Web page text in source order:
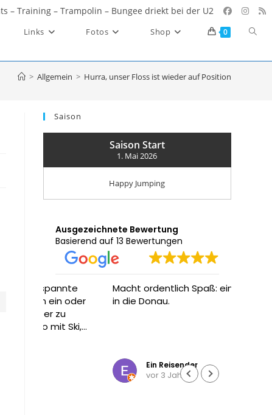
– Training – Trampolin – Bungee driekt bei der U2
Links Fotos Shop 0
> Allgemein > Hurra, unser Floss ist wieder auf Position
Saison
Saison Start
1. Mai 2026
Happy Jumping
Ausgezeichnete Bewertung
Basierend auf 13 Bewertungen
Macht ordentlich Spaß: ein Sprung
in die Donau.
Ein Reisender
vor 3 Jahren